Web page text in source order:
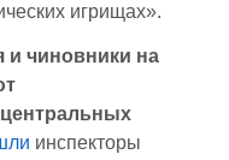
игрищах».
и чиновники на
инспекторы